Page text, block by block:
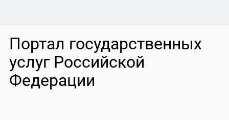
Портал государственных
услуг Российской
Федерации